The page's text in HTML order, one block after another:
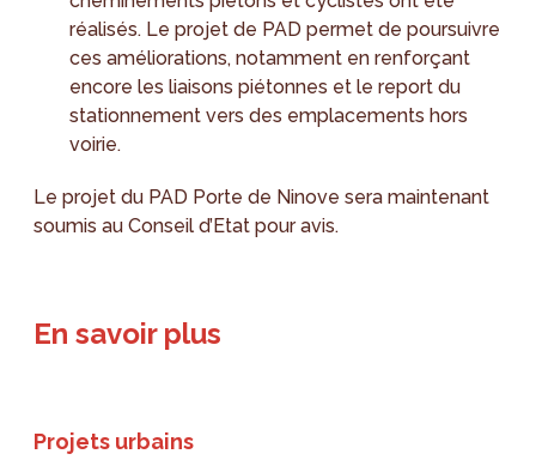
réalisés. Le projet de PAD permet de poursuivre
ces améliorations, notamment en renforçant
encore les liaisons piétonnes et le report du
stationnement vers des emplacements hors
voirie.
Le projet du PAD Porte de Ninove sera maintenant
soumis au Conseil d’Etat pour avis.
En savoir plus
Projets urbains